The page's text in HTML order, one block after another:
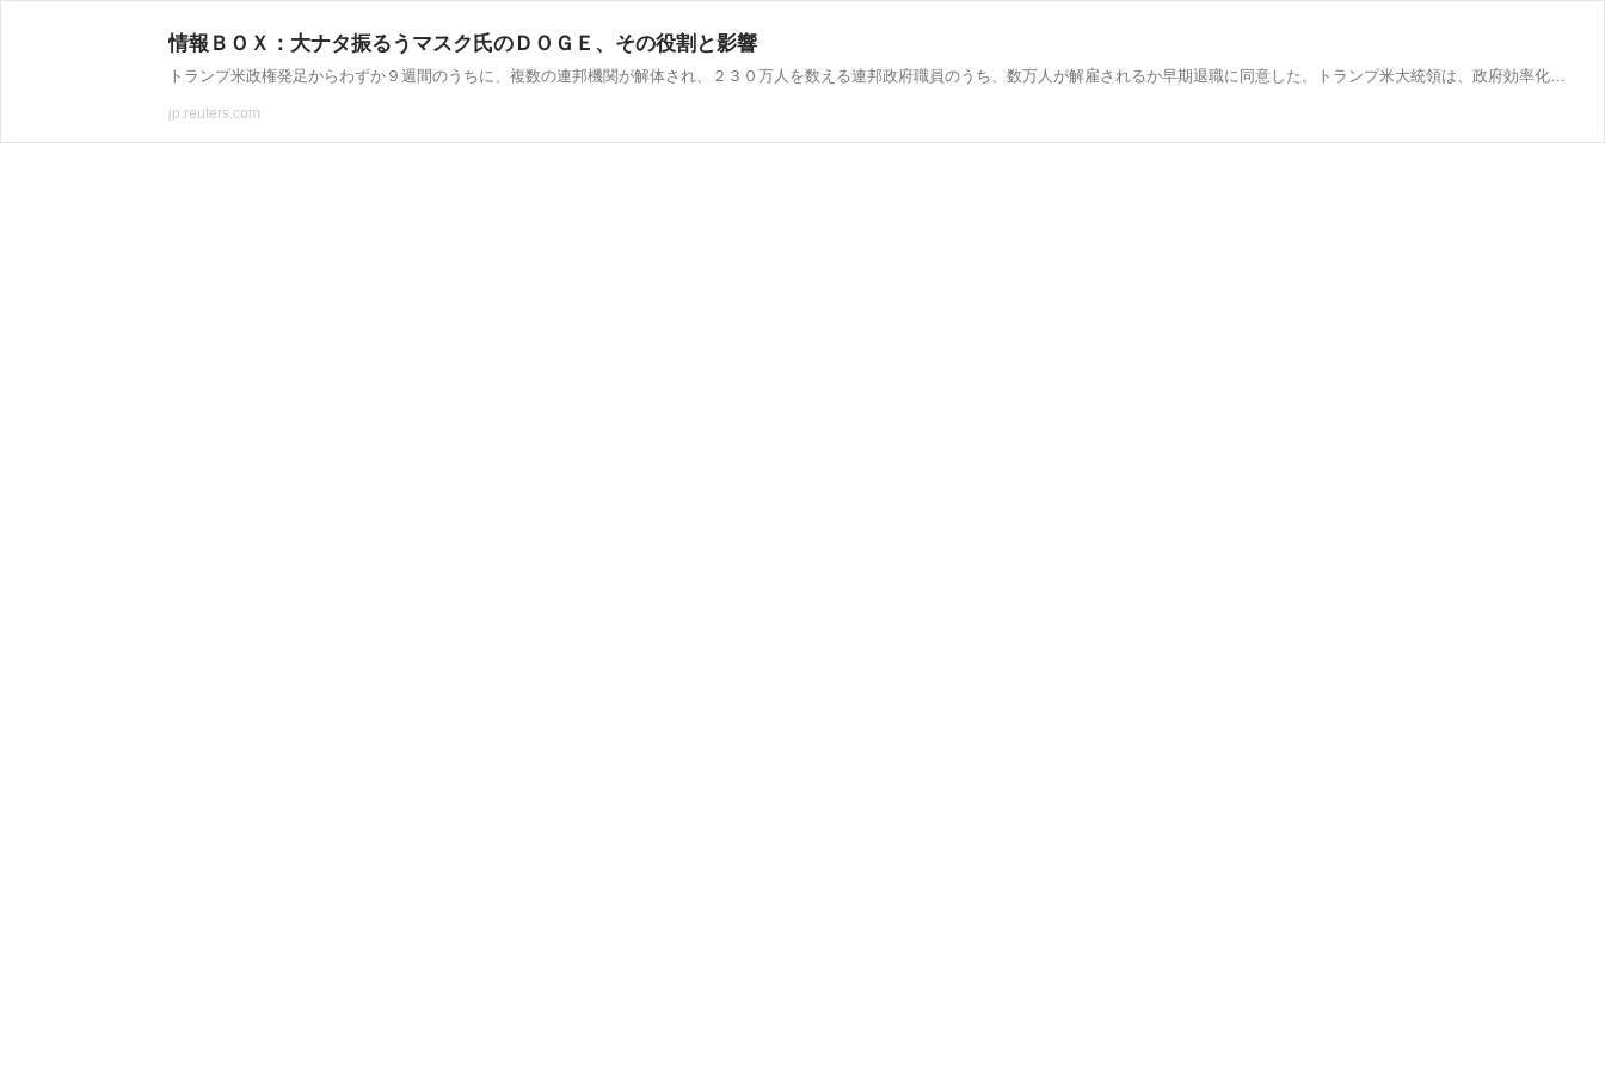
情報ＢＯＸ：大ナタ振るうマスク氏のＤＯＧＥ、その役割と影響
トランプ米政権発足からわずか９週間のうちに、複数の連邦機関が解体され、２３０万人を数える連邦政府職員のうち、数万人が解雇されるか早期退職に同意した。トランプ米大統領は、政府効率化省（ＤＯＧＥ）を事実上率いてこうした政府機関の「縮小」を主導した大富豪イーロン・マスク氏を称賛しているが、批判派は、ＤＯＧＥがトランプ氏から絶大な権力を与えられ、何の監督も受けずに秘密裡に行動していると主張している。
jp.reuters.com